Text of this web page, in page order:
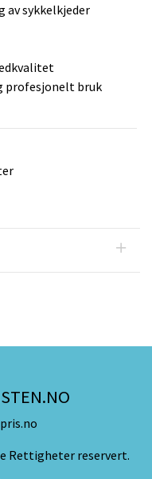
av sykkelkjeder
profesjonelt bruk
Rettigheter reservert.